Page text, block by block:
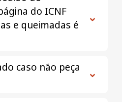
do ICNF
e queimadas é
caso não peça